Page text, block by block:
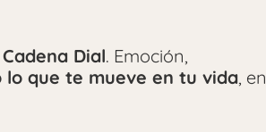
Cadena Dial. Emoción,
lo que te mueve en tu vida, en